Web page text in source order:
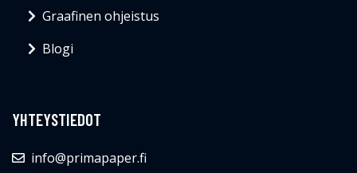
Graafinen ohjeistus
Blogi
YHTEYSTIEDOT
info@primapaper.fi